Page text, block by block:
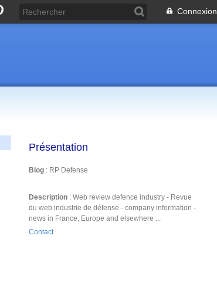
Connexion
Présentation
Blog : RP Defense
Description : Web review defence industry - Revue
du web industrie de défense - company information -
news in France, Europe and elsewhere ...
Contact